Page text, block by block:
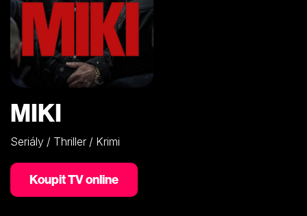
MIKI
Seriály / Thriller / Krimi
Koupit TV online